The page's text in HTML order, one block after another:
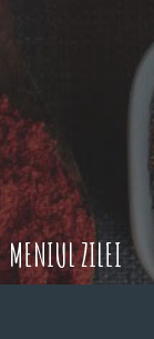
MENIUL ZILEI